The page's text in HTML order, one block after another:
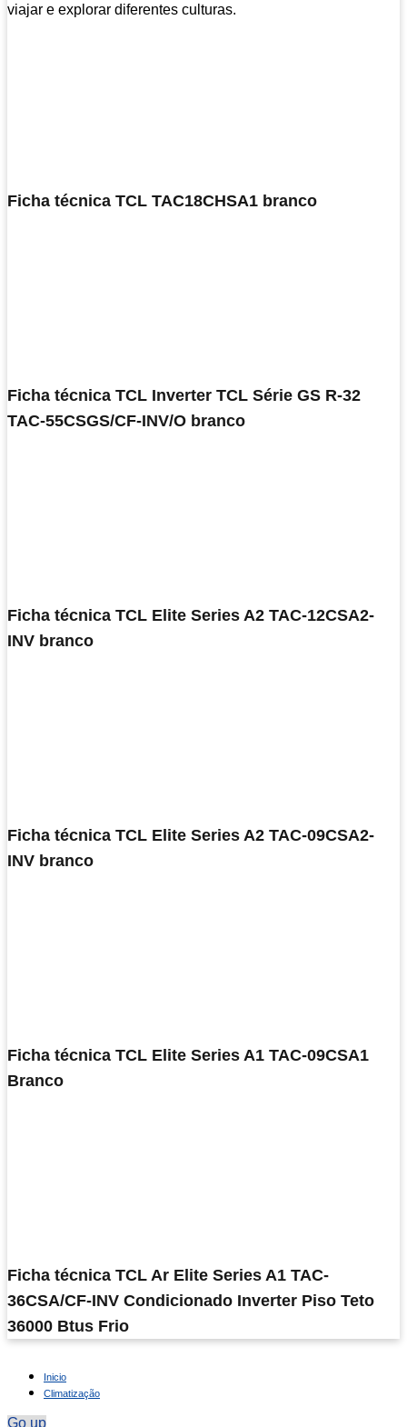
viajar e explorar diferentes culturas.
Ficha técnica TCL TAC18CHSA1 branco
Ficha técnica TCL Inverter TCL Série GS R-32
TAC-55CSGS/CF-INV/O branco
Ficha técnica TCL Elite Series A2 TAC-12CSA2-
INV branco
Ficha técnica TCL Elite Series A2 TAC-09CSA2-
INV branco
Ficha técnica TCL Elite Series A1 TAC-09CSA1
Branco
Ficha técnica TCL Ar Elite Series A1 TAC-
36CSA/CF-INV Condicionado Inverter Piso Teto
36000 Btus Frio
Inicio
Climatização
Go up